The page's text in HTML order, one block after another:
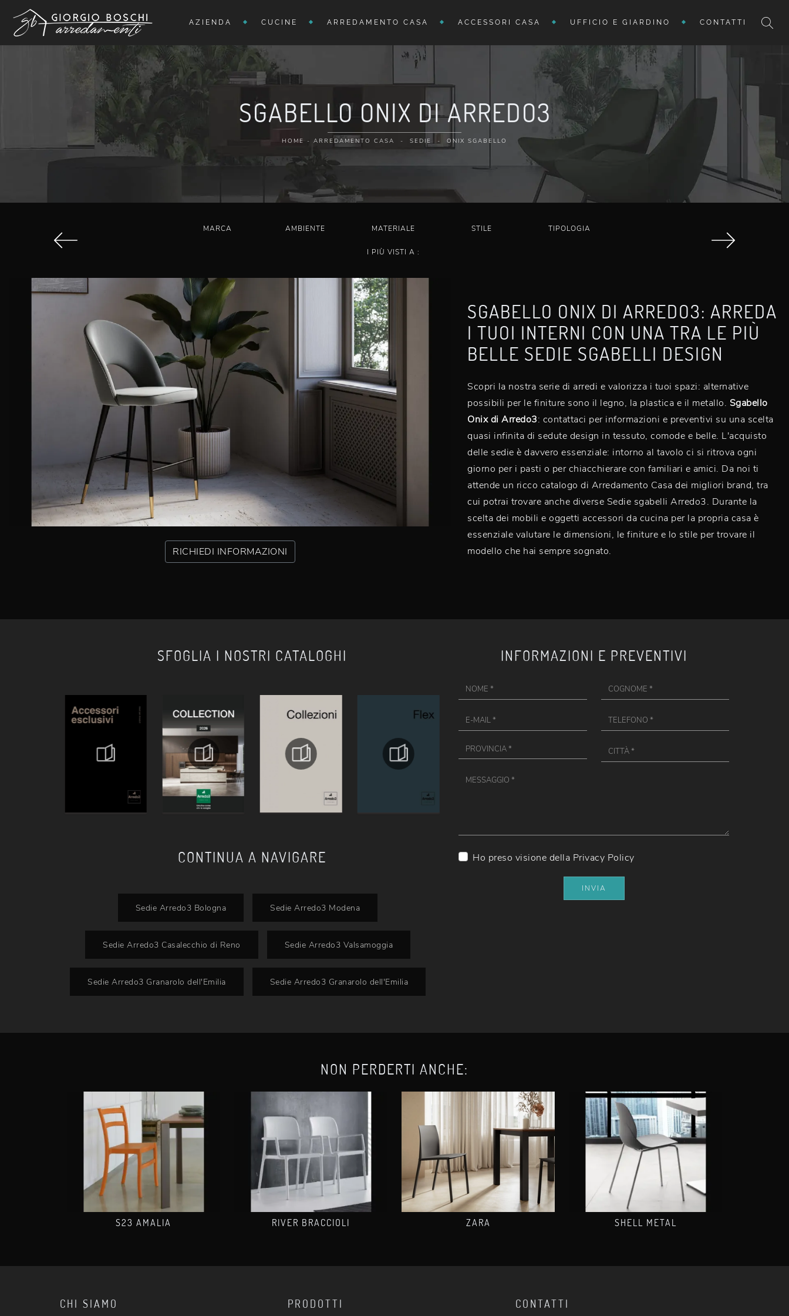
AZIENDA CUCINE ARREDAMENTO CASA ACCESSORI CASA UFFICIO E GIARDINO CONTATTI
SGABELLO ONIX DI ARREDO3
HOME - ARREDAMENTO CASA - SEDIE - ONIX SGABELLO
MARCA AMBIENTE MATERIALE STILE TIPOLOGIA
I PIÙ VISTI A :
RICHIEDI INFORMAZIONI
SGABELLO ONIX DI ARREDO3: ARREDA
I TUOI INTERNI CON UNA TRA LE PIÙ
BELLE SEDIE SGABELLI DESIGN
Scopri la nostra serie di arredi e valorizza i tuoi spazi: alternative
possibili per le finiture sono il legno, la plastica e il metallo. Sgabello
Onix di Arredo3: contattaci per informazioni e preventivi su una scelta
quasi infinita di sedute design in tessuto, comode e belle. L'acquisto
delle sedie è davvero essenziale: intorno al tavolo ci si ritrova ogni
giorno per i pasti o per chiacchierare con familiari e amici. Da noi ti
attende un ricco catalogo di Arredamento Casa dei migliori brand, tra
cui potrai trovare anche diverse Sedie sgabelli Arredo3. Durante la
scelta dei mobili e oggetti accessori da cucina per la propria casa è
essenziale valutare le dimensioni, le finiture e lo stile per trovare il
modello che hai sempre sognato.
SFOGLIA I NOSTRI CATALOGHI
CONTINUA A NAVIGARE
Sedie Arredo3 Bologna Sedie Arredo3 Modena
Sedie Arredo3 Casalecchio di Reno Sedie Arredo3 Valsamoggia
Sedie Arredo3 Granarolo dell'Emilia Sedie Arredo3 Granarolo dell'Emilia
INFORMAZIONI E PREVENTIVI
Ho preso visione della Privacy Policy
INVIA
NON PERDERTI ANCHE:
S23 AMALIA RIVER BRACCIOLI ZARA SHELL METAL
CHI SIAMO PRODOTTI CONTATTI